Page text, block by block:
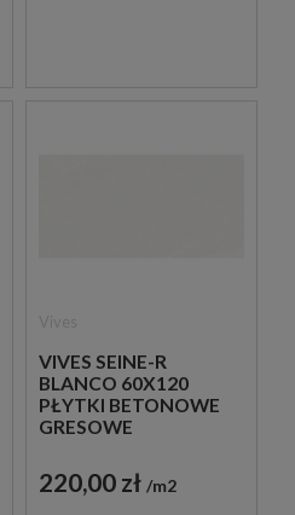
VIVES SEINE-R
BLANCO 60X120
PŁYTKI BETONOWE
GRESOWE
220,00 zł m2